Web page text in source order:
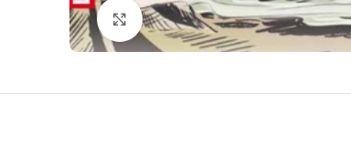
Klikni da povečaš